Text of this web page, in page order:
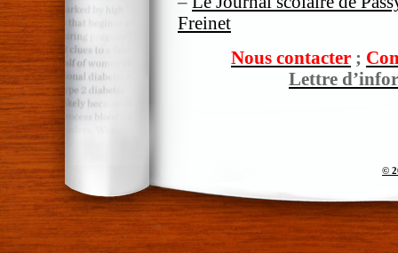
Freinet
Nous contacter ;
Lettre
©